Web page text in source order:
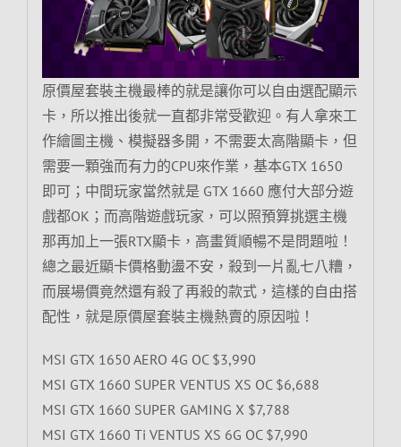
原價屋套裝主機最棒的就是讓你可以自由選配顯示
卡，所以推出後就一直都非常受歡迎。有人拿來工
作繪圖主機、模擬器多開，不需要太高階顯卡，但
需要一顆強而有力的CPU來作業，基本GTX 1650
即可；中間玩家當然就是 GTX 1660 應付大部分遊
戲都OK；而高階遊戲玩家，可以照預算挑選主機
那再加上一張RTX顯卡，高畫質順暢不是問題啦！
總之最近顯卡價格動盪不安，殺到一片亂七八糟，
而展場價竟然還有殺了再殺的款式，這樣的自由搭
配性，就是原價屋套裝主機熱賣的原因啦！
MSI GTX 1650 AERO 4G OC $3,990
MSI GTX 1660 SUPER VENTUS XS OC $6,688
MSI GTX 1660 SUPER GAMING X $7,788
MSI GTX 1660 Ti VENTUS XS 6G OC $7,990